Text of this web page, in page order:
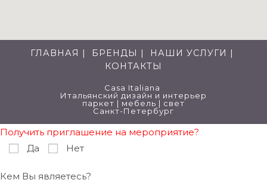
ГЛАВНАЯ БРЕНДЫ
НАШИ УСЛУГИ
КОНТАКТЫ
Сasa Italiana
Итальянский дизайн и интерьер
паркет | мебель | свет
Санкт-Петербург
Получить приглашение на мероприятие?
Да
Нет
Кем Вы являетесь?